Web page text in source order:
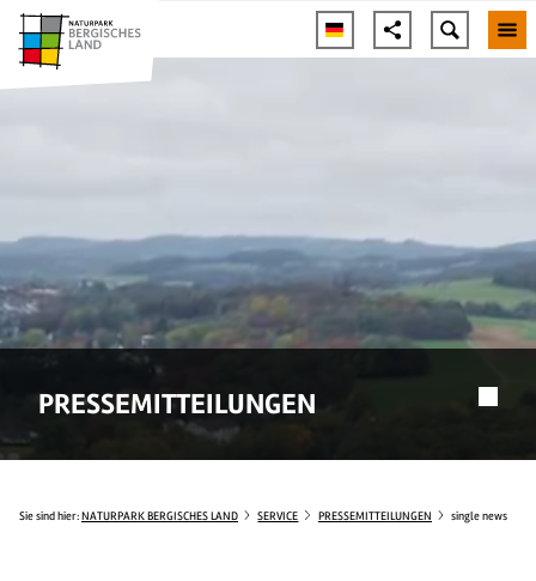
© airpicture24
PRESSEMITTEILUNGEN
Sie sind hier:NATURPARK BERGISCHES LAND SERVICE PRESSEMITTEILUNGEN single news